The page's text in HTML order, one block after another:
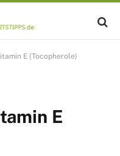
E (Tocopherole)
E